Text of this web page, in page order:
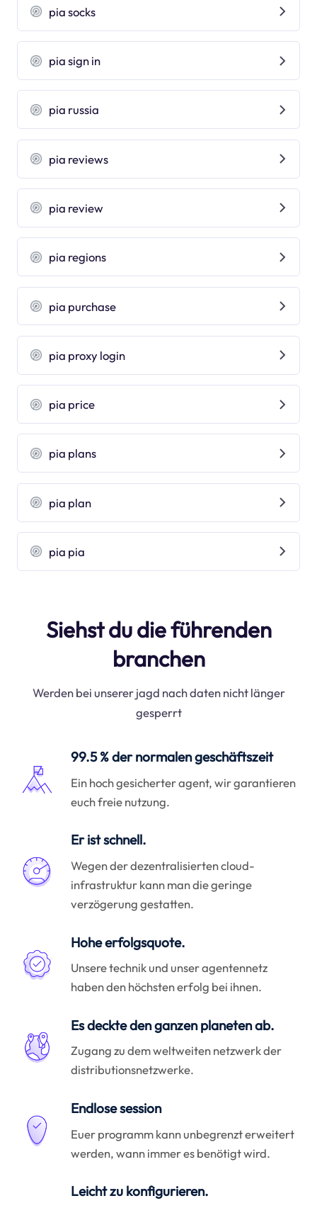
pia socks
pia sign in
pia russia
pia reviews
pia review
pia regions
pia purchase
pia proxy login
pia price
pia plans
pia plan
pia pia
Siehst du die führenden
branchen
Werden bei unserer jagd nach daten nicht länger
gesperrt
99.5 % der normalen geschäftszeit
Ein hoch gesicherter agent, wir garantieren
euch freie nutzung.
Er ist schnell.
Wegen der dezentralisierten cloud-
infrastruktur kann man die geringe
verzögerung gestatten.
Hohe erfolgsquote.
Unsere technik und unser agentennetz
haben den höchsten erfolg bei ihnen.
Es deckte den ganzen planeten ab.
Zugang zu dem weltweiten netzwerk der
distributionsnetzwerke.
Endlose session
Euer programm kann unbegrenzt erweitert
werden, wann immer es benötigt wird.
Leicht zu konfigurieren.